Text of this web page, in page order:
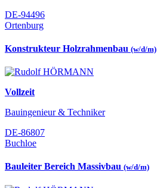
DE-94496
Ortenburg
Konstrukteur Holzrahmenbau (w/d/m)
Vollzeit
Bauingenieur & Techniker
DE-86807
Buchloe
Bauleiter Bereich Massivbau (w/d/m)